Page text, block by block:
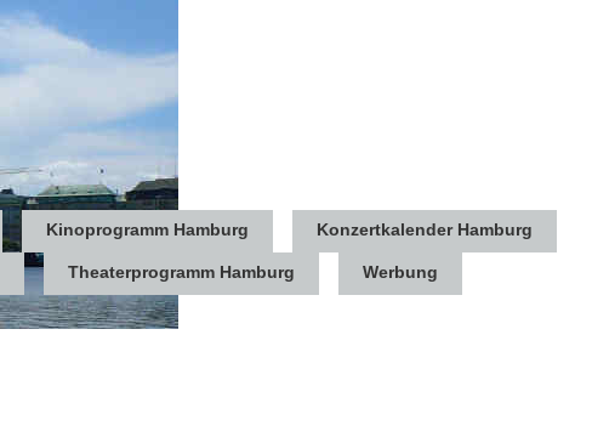
Kinoprogramm Hamburg Konzertkalender Hamburg
Theaterprogramm Hamburg Werbung